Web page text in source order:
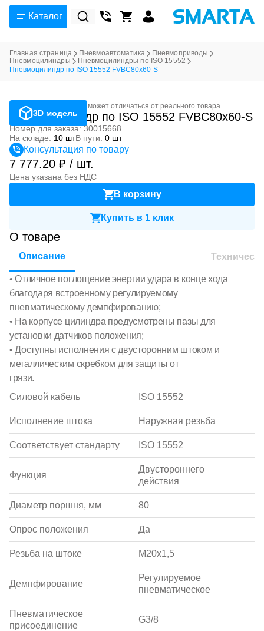
Каталог
Главная страница Пневмоавтоматика
Пневмоприводы
Пневмоцилиндры
Пневмоцилиндры по ISO 15552
Пневмоцилиндр по ISO 15552 FVBC80x60-S
3D модель
Фотография может отличаться от реального товара
Пневмоцилиндр по ISO 15552 FVBC80x60-S
Номер для заказа: 30015668
На складе: 10 штВ пути: 0 шт
Консультация по товару
7 777.20 ₽ / шт.
Цена указана без НДС
В корзину
Купить в 1 клик
О товаре
Описание
• Отличное поглощение энергии удара в конце хода
благодаря встроенному регулируемому
пневматическому демпфированию;
• На корпусе цилиндра предусмотрены пазы для
установки датчиков положения;
• Доступны исполнения с двусторонним штоком и
металлическим скребком для защиты от
грязи.
Силовой кабель
ISO 15552
Исполнение штока Наружная резьба
Соответствует стандарту ISO 15552
Функция
Двустороннего
действия
Диаметр поршня, мм 80
Опрос положения Да
Резьба на штоке M20x1,5
Демпфирование
Регулируемое
пневматическое
Пневматическое
присоединение
G3/8